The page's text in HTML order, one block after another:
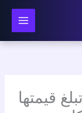
قيمتها